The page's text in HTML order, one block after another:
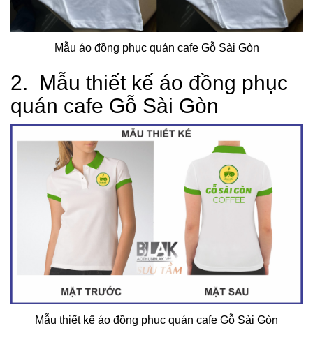
Mẫu áo đồng phục quán cafe Gỗ Sài Gòn
2. Mẫu thiết kế áo đồng phục
quán cafe Gỗ Sài Gòn
Mẫu thiết kế áo đồng phục quán cafe Gỗ Sài Gòn